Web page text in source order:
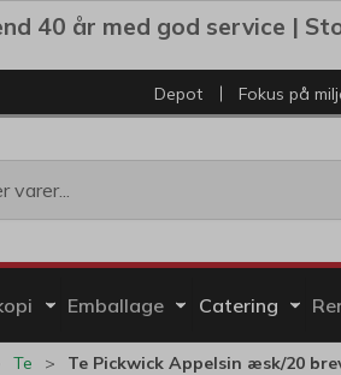
40 år med god service |
Depot Fokus på
Emballage Catering
Te Te Pickwick Appelsin æsk/20